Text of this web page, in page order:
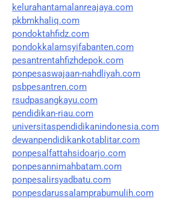
kelurahantamalanreajaya.com
pkbmkhaliq.com
pondoktahfidz.com
pondokkalamsyifabanten.com
pesantrentahfizhdepok.com
ponpesaswajaan-nahdliyah.com
psbpesantren.com
rsudpasangkayu.com
pendidikan-riau.com
universitaspendidikanindonesia.com
dewanpendidikankotablitar.com
ponpesalfattahsidoarjo.com
ponpesannimahbatam.com
ponpesalirsyadbatu.com
ponpesdarussalamprabumulih.com